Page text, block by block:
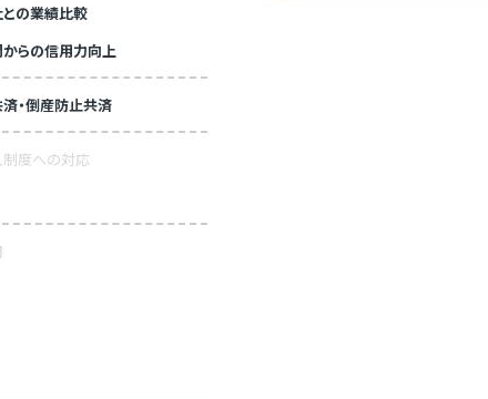
の業績比較
らの信用力向上
・倒産防止共済
度への対応